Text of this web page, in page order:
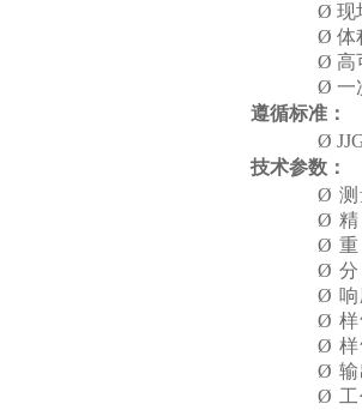
Ø 现
Ø 体
Ø 高
Ø 一
遵循标准：
Ø
技术参数：
Ø
Ø 精
Ø 重
Ø 分
Ø
Ø
Ø
Ø
Ø